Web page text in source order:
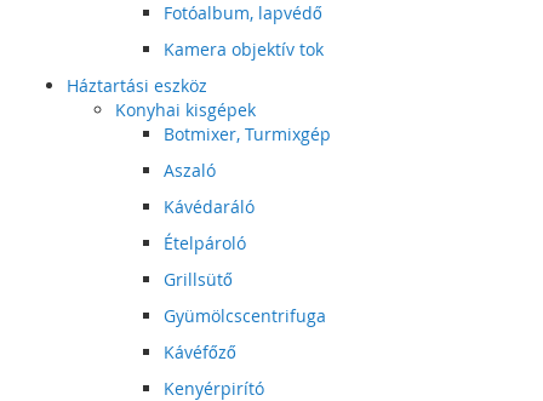
Fotóalbum, lapvédő
Kamera objektív tok
Háztartási eszköz
Konyhai kisgépek
Botmixer, Turmixgép
Aszaló
Kávédaráló
Ételpároló
Grillsütő
Gyümölcscentrifuga
Kávéfőző
Kenyérpirító